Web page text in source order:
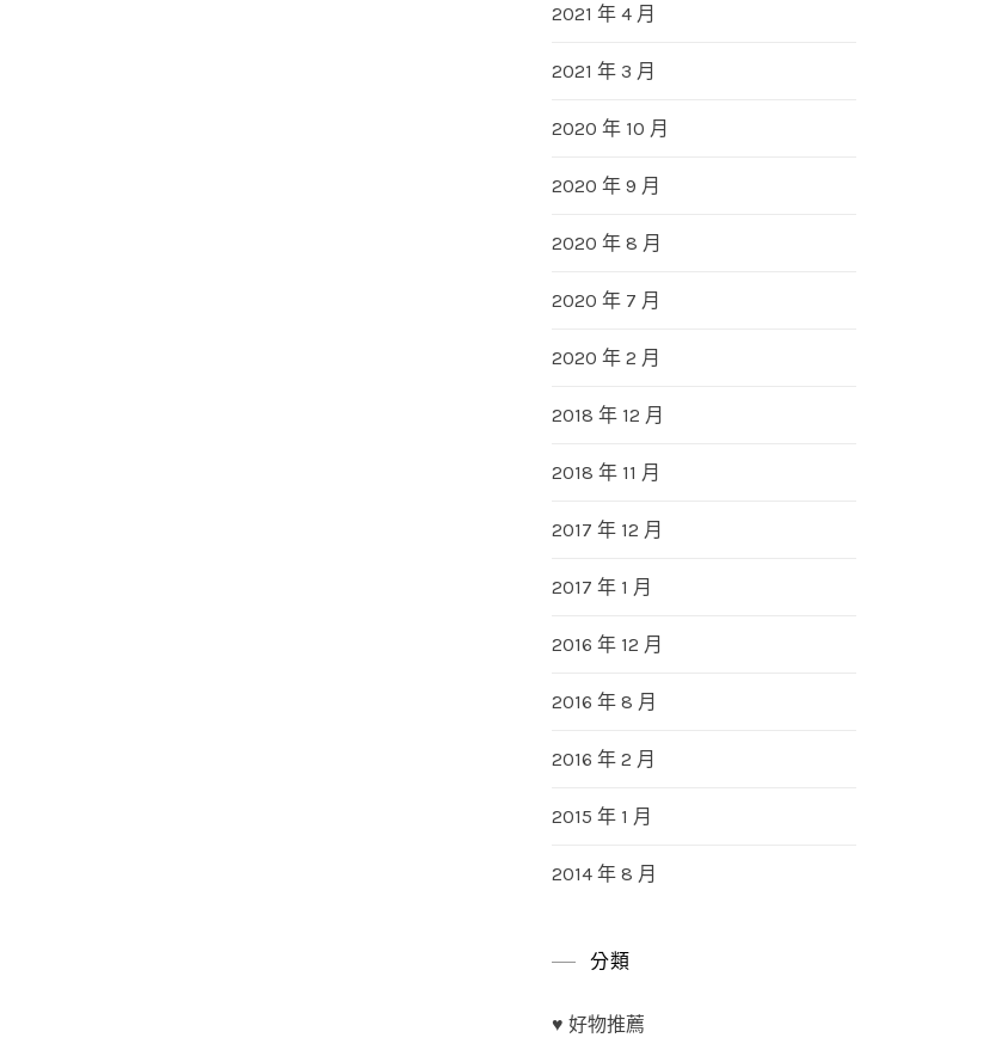
2021 年 4 月
2021 年 3 月
2020 年 10 月
2020 年 9 月
2020 年 8 月
2020 年 7 月
2020 年 2 月
2018 年 12 月
2018 年 11 月
2017 年 12 月
2017 年 1 月
2016 年 12 月
2016 年 8 月
2016 年 2 月
2015 年 1 月
2014 年 8 月
分類
♥ 好物推薦